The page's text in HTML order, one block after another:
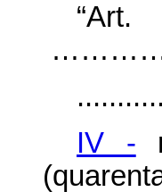
IV -